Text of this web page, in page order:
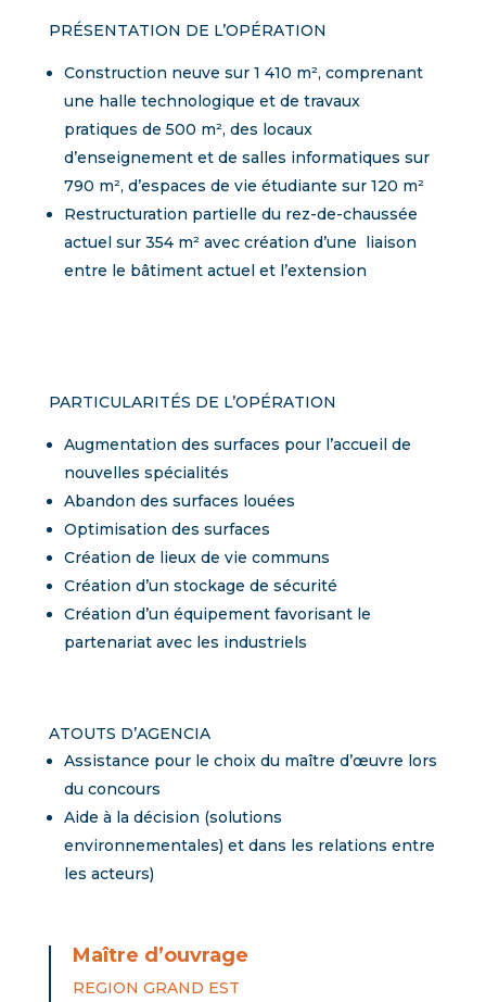
PRÉSENTATION DE L’OPÉRATION
Construction neuve sur 1 410 m², comprenant
une halle technologique et de travaux
pratiques de 500 m², des locaux
d’enseignement et de salles informatiques sur
790 m², d’espaces de vie étudiante sur 120 m²
Restructuration partielle du rez-de-chaussée
actuel sur 354 m² avec création d’une liaison
entre le bâtiment actuel et l’extension
PARTICULARITÉS DE L’OPÉRATION
Augmentation des surfaces pour l’accueil de
nouvelles spécialités
Abandon des surfaces louées
Optimisation des surfaces
Création de lieux de vie communs
Création d’un stockage de sécurité
Création d’un équipement favorisant le
partenariat avec les industriels
ATOUTS D’AGENCIA
Assistance pour le choix du maître d’œuvre lors
du concours
Aide à la décision (solutions
environnementales) et dans les relations entre
les acteurs)
Maître d’ouvrage
REGION GRAND EST